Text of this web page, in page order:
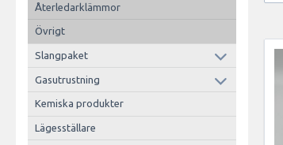
Återledarklämmor
Övrigt
Slangpaket
Gasutrustning
Kemiska produkter
Lägesställare